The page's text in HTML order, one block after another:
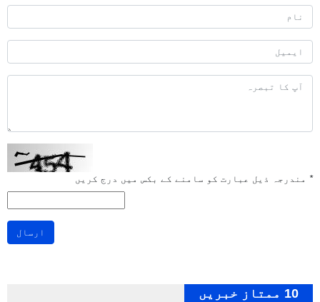
* مندرجہ ذیل عبارت کو سامنے کے بکس میں درج کریں
ارسال
10 ممتاز خبریں